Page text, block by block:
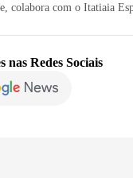
colabora com o Itatiaia
nas Redes Sociais